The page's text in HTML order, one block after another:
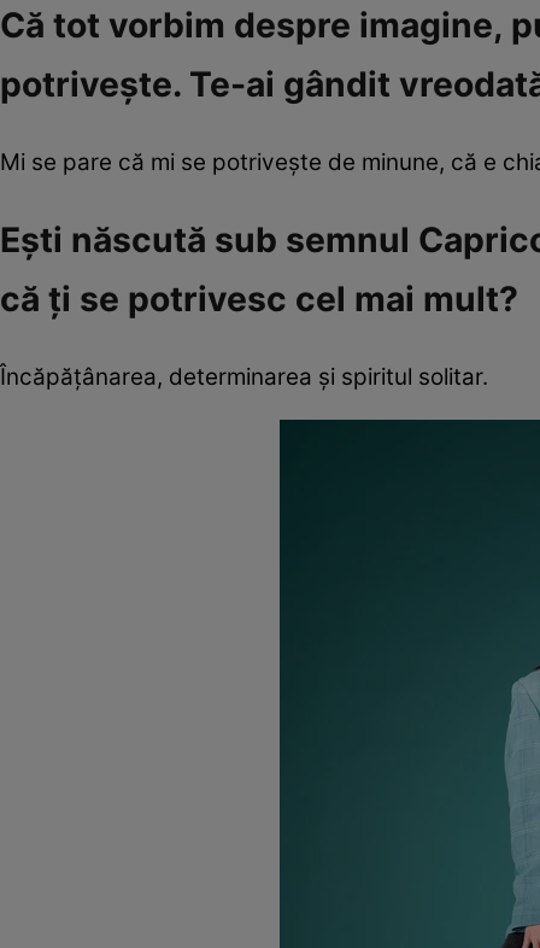
Că tot vorbim despre imagine,
potrivește. Te-ai gândit
Mi se pare că mi se potrivește de minune, că e
Ești născută sub semnul
că ți se potrivesc cel mai mult?
Încăpățânarea, determinarea și spiritul solitar.